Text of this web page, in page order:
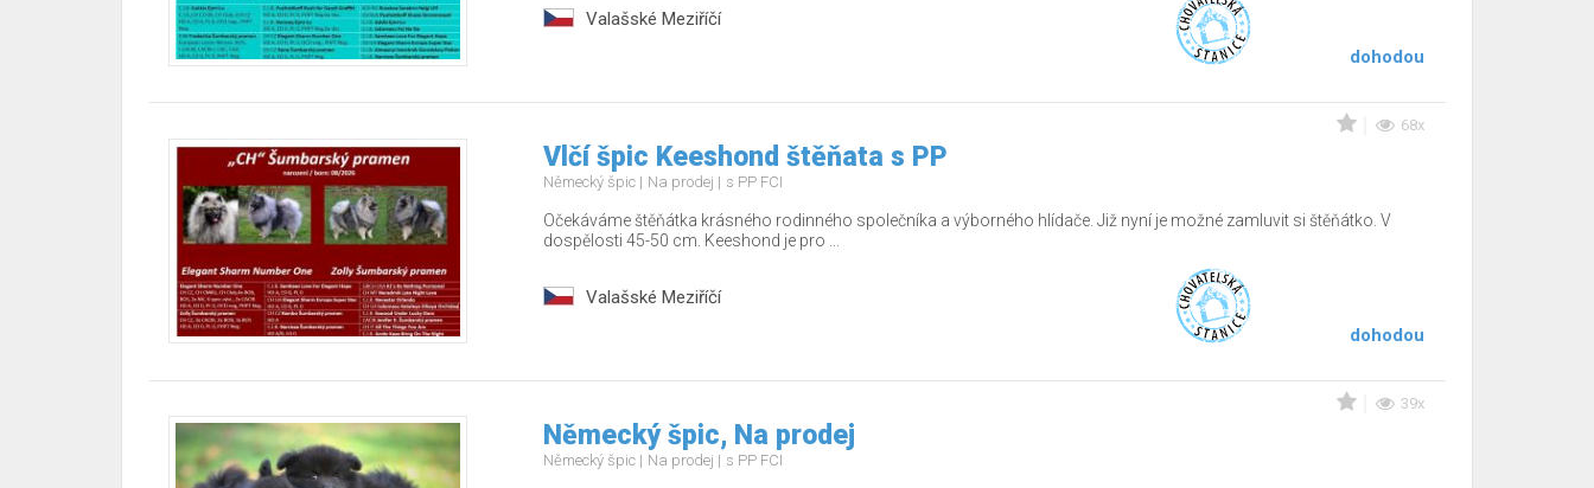
Valašské Meziříčí
dohodou
68x
Vlčí špic Keeshond štěňata s PP
Německý špic Na prodej s PP FCI
Očekáváme štěňátka krásného rodinného společníka a výborného hlídače. Již nyní je možné zamluvit si štěňátko. V
dospělosti 45-50 cm. Keeshond je pro ...
Valašské Meziříčí
dohodou
39x
Německý špic, Na prodej
Německý špic Na prodej s PP FCI